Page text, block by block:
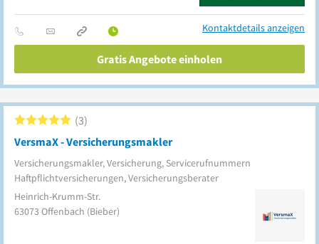
Kontaktdetails anzeigen
Gratis Angebote einholen
VersmaX - Versicherungsmakler
Versicherungsmakler, Versicherung, Servicerufnummern
Haftpflichtversicherungen, Versicherungsberater
3
Heinrich-Krumm-Str.
63073 Offenbach (Bieber)